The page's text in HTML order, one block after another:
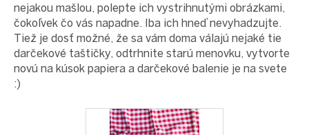
nejakou mašlou, polepte ich vystrihnutými obrázkami,
čokoľvek čo vás napadne. Iba ich hneď nevyhadzujte.
Tiež je dosť možné, že sa vám doma válajú nejaké tie
darčekové taštičky, odtrhnite starú menovku, vytvorte
novú na kúsok papiera a darčekové balenie je na svete
:)